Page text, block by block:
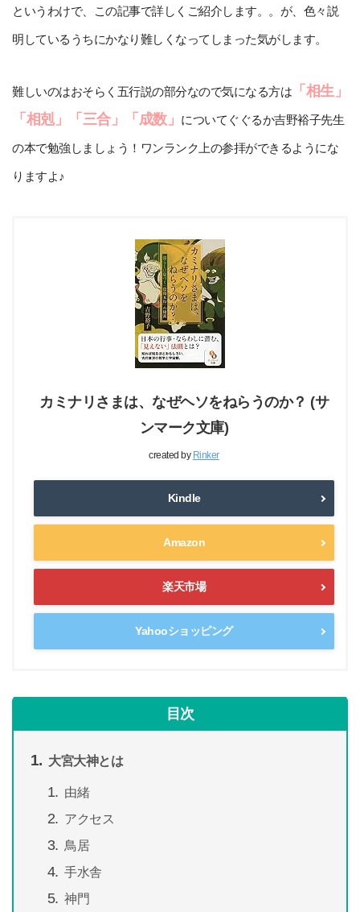
というわけで、この記事で詳しくご紹介します。。が、色々説
明しているうちにかなり難しくなってしまった気がします。
難しいのはおそらく五行説の部分なので気になる方は 「相生」
「相剋」「三合」「成数」 についてぐぐるか吉野裕子先生
の本で勉強しましょう！ワンランク上の参拝ができるようにな
りますよ♪
カミナリさまは、なぜヘソをねらうのか？ (サ
ンマーク文庫)
created by Rinker
Kindle
Amazon
楽天市場
Yahooショッピング
目次
大宮大神とは
由緒
アクセス
鳥居
手水舎
神門